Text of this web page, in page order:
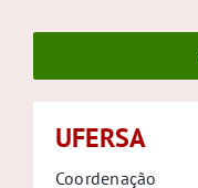
UFERSA
Coordenação